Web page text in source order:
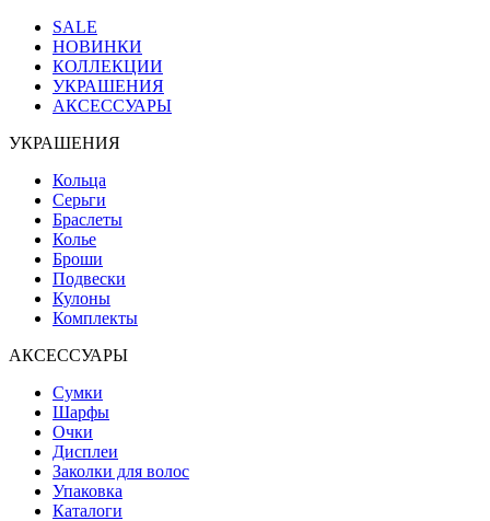
SALE
НОВИНКИ
КОЛЛЕКЦИИ
УКРАШЕНИЯ
АКСЕССУАРЫ
УКРАШЕНИЯ
Кольца
Серьги
Браслеты
Колье
Броши
Подвески
Кулоны
Комплекты
АКСЕССУАРЫ
Сумки
Шарфы
Очки
Дисплеи
Заколки для волос
Упаковка
Каталоги